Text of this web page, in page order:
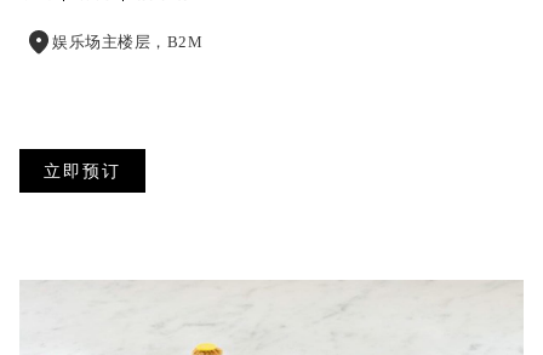
娱乐场主楼层，B2M
立即预订